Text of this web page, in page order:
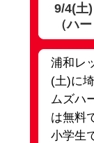
9/4(土
（ハ
浦和レ
(土)に
ムズハ
は無料
小学生